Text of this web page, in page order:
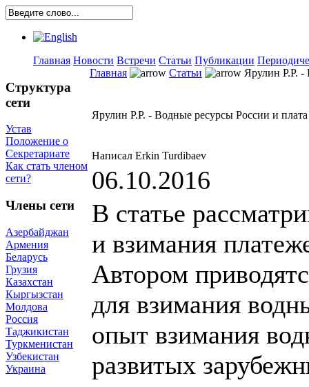
Главная Новости Встречи Статьи Публикации
Структура
сети
Устав
Положение о
Секретариате
Как стать членом
сети?
Члены сети
Азербайджан
Армения
Беларусь
Грузия
Казахстан
Кыргызстан
Молдова
Россия
Таджикистан
Туркменистан
Узбекистан
Украина
Главная Статьи Ярулин Р.Р. -
Ярулин Р.Р. - Водные ресурсы России и плата
Написал Erkin Turdibaev
06.10.2016
В статье
и взимания
Автором
для взимания
опыт взимания
развитых